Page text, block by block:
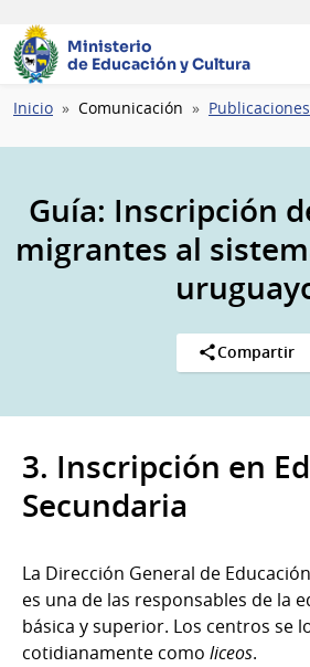
Ministerio
de Educación y Cultura
Ruta
navegación
Inicio Comunicación Publicaciones
Guía: Inscripción
migrantes al
Compartir
3. Inscripción en
Secundaria
La Dirección General de
es una de las responsables de la
básica y superior. Los centros se
cotidianamente como liceos.